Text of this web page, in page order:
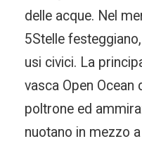
delle acque. Nel
5Stelle
usi civici. La
vasca Open Ocean
poltrone ed
nuotano in mezzo